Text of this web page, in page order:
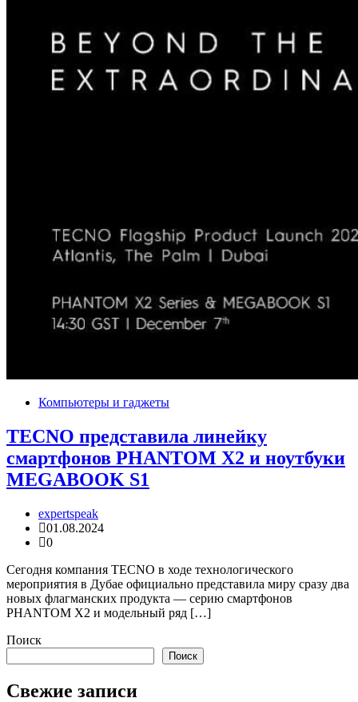
Компьютеры и гаджеты
TECNO представила линейку
смартфонов PHANTOM X2 и ноутбуки
MEGABOOK S1
expertspeak
01.08.2024
0
Сегодня компания TECNO в ходе технологического
мероприятия в Дубае официально представила миру сразу два
новых флагманских продукта — серию смартфонов
PHANTOM X2 и модельный ряд […]
Поиск
Поиск
Свежие записи